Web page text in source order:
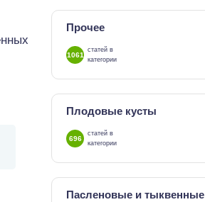
Прочее
1061
статей в
категории
Плодовые кусты
696
статей в
категории
Пасленовые и тыквенные